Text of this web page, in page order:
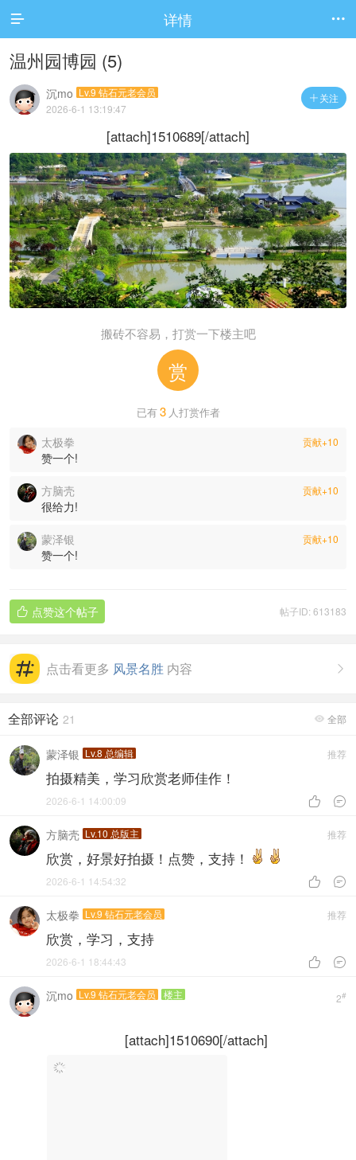
 详情 
温州园博园 (5)
 关注
沉mo Lv.9 钻石元老会员
2026-6-1 13:19:47
[attach]1510689[/attach]
搬砖不容易，打赏一下楼主吧
赏
已有3 人打赏作者
贡献+10
太极拳
赞一个!
贡献+10
方脑壳
很给力!
贡献+10
蒙泽银
赞一个!
帖子ID: 613183
 点赞这个帖子

点击看更多 风景名胜 内容
 全部
全部评论 21
推荐
蒙泽银 Lv.8 总编辑
拍摄精美，学习欣赏老师佳作！
 
2026-6-1 14:00:09
推荐
方脑壳 Lv.10 总版主
欣赏，好景好拍摄！点赞，支持！
 
2026-6-1 14:54:32
推荐
太极拳 Lv.9 钻石元老会员
欣赏，学习，支持
 
2026-6-1 18:44:43
2#
沉mo Lv.9 钻石元老会员 楼主
[attach]1510690[/attach]